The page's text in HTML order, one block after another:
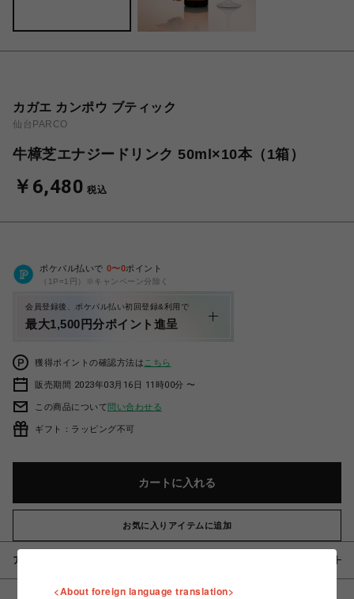
カガエ カンポウ ブティック
仙台PARCO
牛樟芝エナジードリンク 50ml×10本（1箱）
￥6,480 税込
ポケパル払いで 0〜0ポイント
（1P=1円）※キャンペーン分除く
会員登録後、ポケパル払い初回登録&利用で
最大1,500円分ポイント進呈
獲得ポイントの確認方法は こちら
販売期間 2023年03月16日 11時00分 〜
この商品について問い合わせる
ギフト：ラッピング不可
カートに入れる
お気に入りアイテムに追加
アイテム説明 / 素材
<About foreign language translation>